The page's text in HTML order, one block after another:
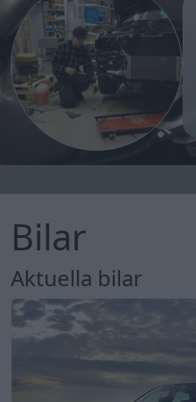
Bilar
Aktuella bilar